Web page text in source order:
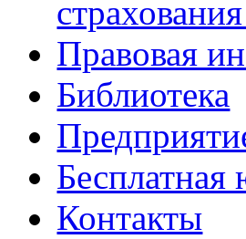
Правовая
Библиотека
Контакты